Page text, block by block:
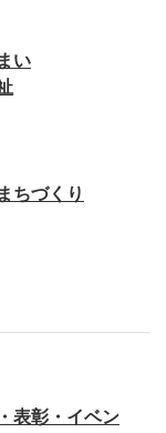
い
ちづくり
表彰・イベン